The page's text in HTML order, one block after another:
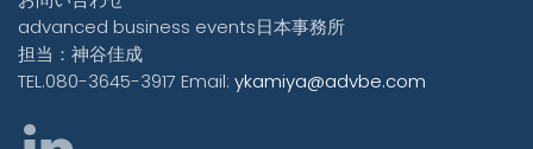
advanced business events日本事務所
担当：神谷佳成
TEL.080-3645-3917 Email: ykamiya@advbe.com